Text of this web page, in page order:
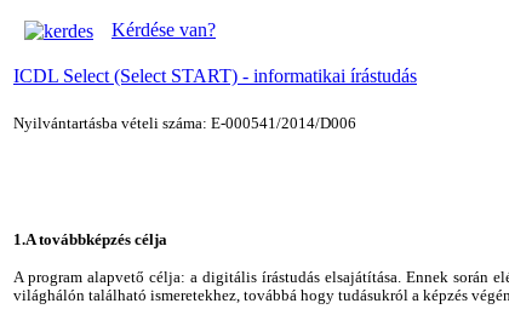
Kérdése van?
ICDL Select (Select START) - informatikai írástudás
Nyilvántartásba vételi száma: E-000541/2014/D006
1.A továbbképzés célja
A program alapvető célja: a digitális írástudás elsajátítása. Ennek során
világhálón található ismeretekhez, továbbá hogy tudásukról a képzés